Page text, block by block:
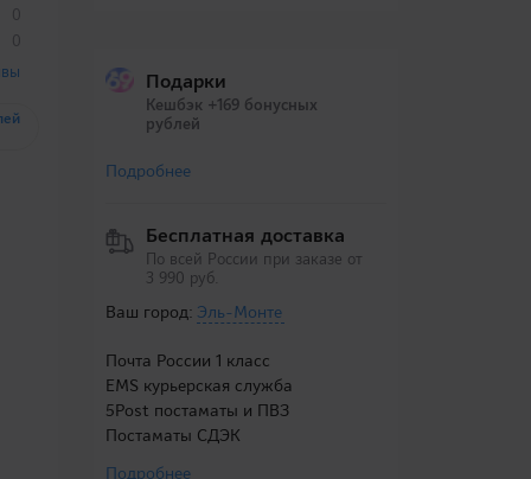
0
0
Подарки
Кешбэк +169 бонусных
рублей
Подробнее
Бесплатная доставка
По всей России при заказе от
3 990 руб.
Ваш город: Эль-Монте
Почта России 1 класс
EMS курьерская служба
5Post постаматы и ПВЗ
Постаматы СДЭК
Подробнее